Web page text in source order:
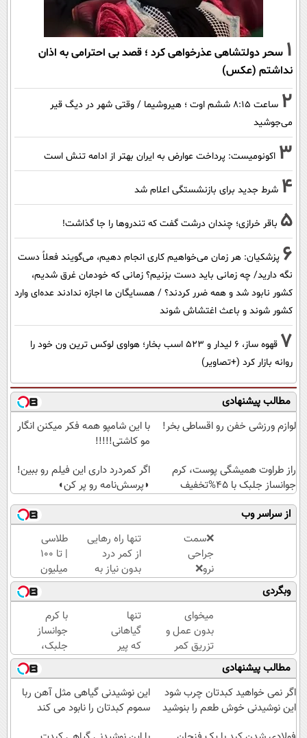
1 سحر دولتشاهی عذرخواهی کرد ؛ قصد بی احترامی به اذان
نداشتم (عکس)
2
ساعت ۸:۱۵ ششم اوت ؛ هیروشیما / وقتی شهر در دیگ قیر
می‌جوشید
3 اکونومیست: پرداخت عوارض به ایران بهتر از ادامه تنش است
4 شرط جدید برای بازنشستگی اعلام شد
5 باقر خرازی؛ چندان درشت گفت که تندروها را جا گذاشت!
6 پزشکیان: هر زمان می‌خواهیم کاری انجام دهیم، می‌گویند فعلاً دست
نگه دارید/ چه زمانی باید دست بزنیم؟ زمانی که خودمان غرق شدیم،
کشور نابود شد و همه ضرر کردند؟ / همسایگان ما اجازه ندادند عده‌ای وارد
کشور شوند و باعث اغتشاش شوند
7
قهوه ساز، 6 لیدار و 523 اسب بخار؛ هواوی لوکس ترین ون خود را
روانه بازار کرد (+تصاویر)
مطالب پیشنهادی
لوازم ورزشی خفن رو اقساطی بخر!
با این شامپو همه فکر میکنن انگار
مو کاشتی!!!!!
راز طراوت همیشگی پوست، کرم
جوانساز جلبک با 45%تخفیف
اگر کمردرد داری این فیلم رو ببین!
◗پرسش‌نامه رو پر کن◖
از سراسر وب
❌سمت
جراحی
نرو❌
درمان
کمردرد
بدون
قرص و
دارو
تنها راه رهایی
از کمر درد
بدون نیاز به
دارو!
(◂پرسش‌نامه)
طلاسی
| تا 100
میلیون
وام
آنی
خرید
طلا💰
ثبت
نام
کن!
وبگردی
میخوای
بدون عمل و
تزریق کمر
دردت خوب
شه؟
◂پرسش‌نامه
رو پرکن
تنها
گیاهانی
که پیر
شدن
رو
متوقف
می
با کرم
جوانساز
جلبک،
پیری رو
معکوس
کن(50%
تخفیف)
مطالب پیشنهادی
اگر نمی خواهید کبدتان چرب شود
این نوشیدنی خوش طعم را بنوشید
این نوشیدنی گیاهی مثل آهن ربا
سموم کبدتان را نابود می کند